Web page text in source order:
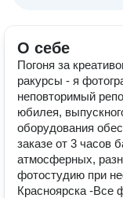
О себе
Погоня за
ракурсы - я
неповторимый
юбилея,
оборудования
заказе от 3 часов
атмосферных,
фотостудию при
Красноярска -Все